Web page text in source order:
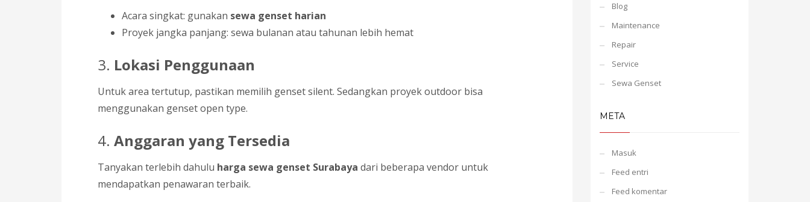
Acara singkat: gunakan sewa genset harian
Proyek jangka panjang: sewa bulanan atau tahunan lebih hemat
3. Lokasi Penggunaan
Untuk area tertutup, pastikan memilih genset silent. Sedangkan proyek outdoor bisa
menggunakan genset open type.
4. Anggaran yang Tersedia
Tanyakan terlebih dahulu harga sewa genset Surabaya dari beberapa vendor untuk
mendapatkan penawaran terbaik.
Blog
Maintenance
Repair
Service
Sewa Genset
META
Masuk
Feed entri
Feed komentar